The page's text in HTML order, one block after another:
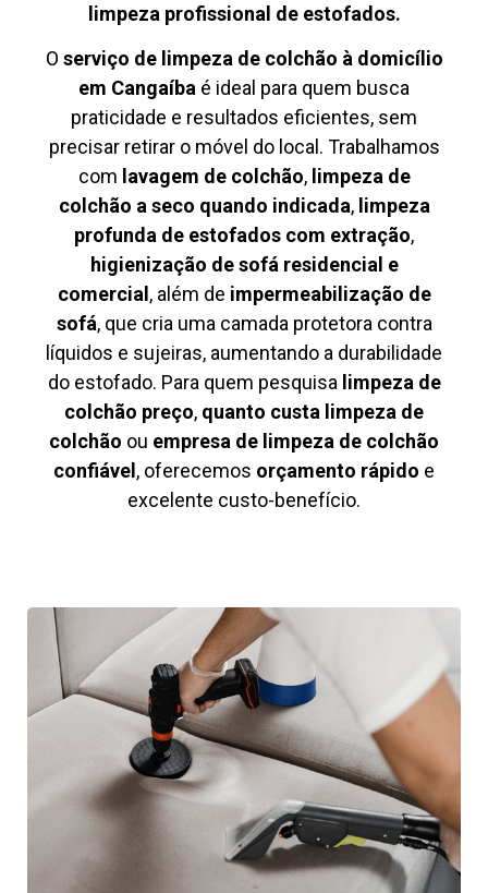
limpeza profissional de estofados.
O serviço de limpeza de colchão à domicílio
em Cangaíba é ideal para quem busca
praticidade e resultados eficientes, sem
precisar retirar o móvel do local. Trabalhamos
com lavagem de colchão, limpeza de
colchão a seco quando indicada, limpeza
profunda de estofados com extração,
higienização de sofá residencial e
comercial , além de impermeabilização de
sofá, que cria uma camada protetora contra
líquidos e sujeiras, aumentando a durabilidade
do estofado. Para quem pesquisa limpeza de
colchão preço, quanto custa limpeza de
colchão ou empresa de limpeza de colchão
confiável , oferecemos orçamento rápido e
excelente custo-benefício.